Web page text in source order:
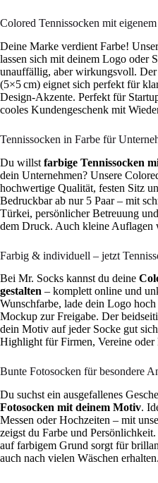
Colored Tennissocken mit
Deine Marke verdient Farbe!
lassen sich mit deinem Logo oder
unauffällig, aber wirkungsvoll.
(5×5 cm) eignet sich perfekt für
Design-Akzente. Perfekt für
cooles Kundengeschenk mit
Tennissocken in Farbe für
Du willst farbige Tennissocken
dein Unternehmen? Unsere
hochwertige Qualität, festen Sitz
Bedruckbar ab nur 5 Paar – mit
Türkei, persönlicher Betreuung
dem Druck. Auch kleine Auflagen
Farbig & individuell – jetzt
Bei Mr. Socks kannst du deine
gestalten – komplett online und
Wunschfarbe, lade dein Logo
Mockup zur Freigabe. Der
dein Motiv auf jeder Socke gut
Highlight für Firmen, Vereine oder
Bunte Fotosocken für besondere
Du suchst ein ausgefallenes
Fotosocken mit deinem Motiv.
Messen oder Hochzeiten – mit
zeigst du Farbe und
auf farbigem Grund sorgt für
auch nach vielen Wäschen erhalten.